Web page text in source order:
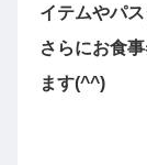
イテムやパス
さらにお食
ます(^^)